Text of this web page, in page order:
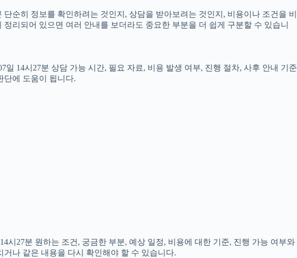
순히 정보를 확인하려는 것인지, 상담을 받아보려는 것인지, 비용이나 조건을 비
리되어 있으면 여러 안내를 보더라도 중요한 부분을 더 쉽게 구분할 수 있습니
14시27분 상담 가능 시간, 필요 자료, 비용 발생 여부, 진행 절차, 사후 안내 기준
단에 도움이 됩니다.
시27분 원하는 조건, 궁금한 부분, 예상 일정, 비용에 대한 기준, 진행 가능 여부와
나 같은 내용을 다시 확인해야 할 수 있습니다.